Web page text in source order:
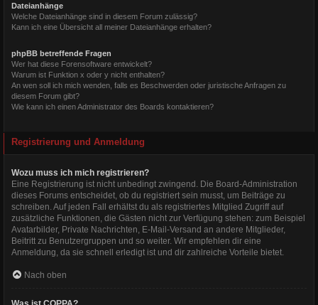
Dateianhänge
Welche Dateianhänge sind in diesem Forum zulässig?
Kann ich eine Übersicht all meiner Dateianhänge erhalten?
phpBB betreffende Fragen
Wer hat diese Forensoftware entwickelt?
Warum ist Funktion x oder y nicht enthalten?
An wen soll ich mich wenden, falls es Beschwerden oder juristische Anfragen zu
diesem Forum gibt?
Wie kann ich einen Administrator des Boards kontaktieren?
Registrierung und Anmeldung
Wozu muss ich mich registrieren?
Eine Registrierung ist nicht unbedingt zwingend. Die Board-Administration
dieses Forums entscheidet, ob du registriert sein musst, um Beiträge zu
schreiben. Auf jeden Fall erhältst du als registriertes Mitglied Zugriff auf
zusätzliche Funktionen, die Gästen nicht zur Verfügung stehen: zum Beispiel
Avatarbilder, Private Nachrichten, E-Mail-Versand an andere Mitglieder,
Beitritt zu Benutzergruppen und so weiter. Wir empfehlen dir eine
Anmeldung, da sie schnell erledigt ist und dir zahlreiche Vorteile bietet.
Nach oben